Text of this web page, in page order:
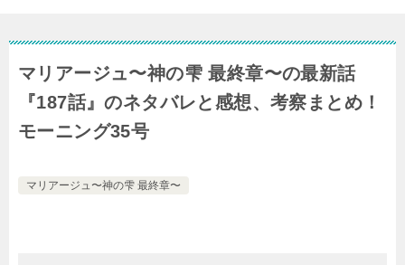
マリアージュ〜神の雫 最終章〜の最新話
『187話』のネタバレと感想、考察まとめ！
モーニング35号
マリアージュ〜神の雫 最終章〜